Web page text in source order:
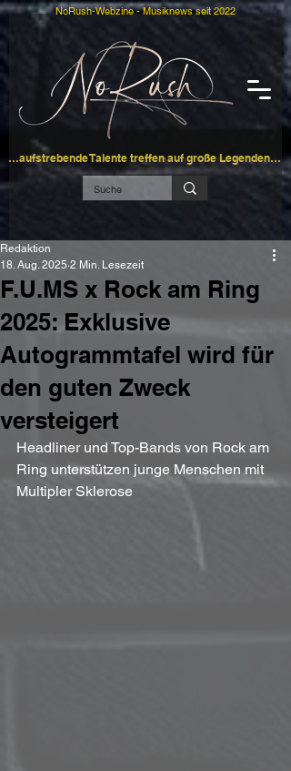
…aufstrebende Talente treffen auf große Legenden…
NoRush-Webzine - Musiknews seit 2022
F.U.MS x Rock am Ring
2025: Exklusive
Autogrammtafel wird für
den guten Zweck
versteigert
Redaktion
18. Aug. 2025 2 Min. Lesezeit
Headliner und Top-Bands von Rock am
Ring unterstützen junge Menschen mit
Multipler Sklerose